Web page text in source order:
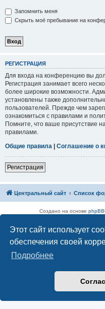
Этот сайт использует
обеспечения своей
Подробнее
Запомнить меня
Скрыть моё пребывание на
РЕГИСТРАЦИЯ
Для входа на конференцию вы
Регистрация занимает всего
более широкие возможности.
установлены также
пользователей. Прежде чем
ознакомиться с правилами и
Помните, что ваше присутствие
правилами.
Общие правила | Соглашение о
Регистрация
Центральный сайт Список
Создано на основе phpBB